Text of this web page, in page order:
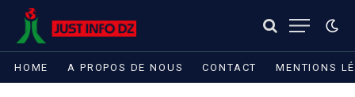
HOME A PROPOS DE NOUS CONTACT MENTIONS